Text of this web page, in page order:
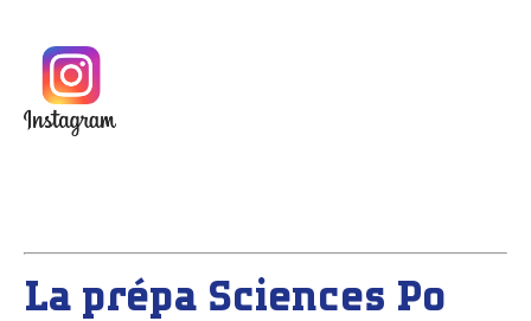
La prépa Sciences Po